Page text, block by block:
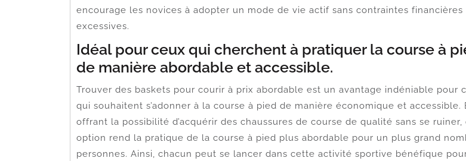
encourage les novices à adopter un mode de vie actif sans contraintes financières
excessives.
Idéal pour ceux qui cherchent à pratiquer la course à
de manière abordable et accessible.
Trouver des baskets pour courir à prix abordable est un avantage indéniable pour
qui souhaitent s’adonner à la course à pied de manière économique et accessible.
offrant la possibilité d’acquérir des chaussures de course de qualité sans se ruiner,
option rend la pratique de la course à pied plus abordable pour un plus grand
personnes. Ainsi, chacun peut se lancer dans cette activité sportive bénéfique